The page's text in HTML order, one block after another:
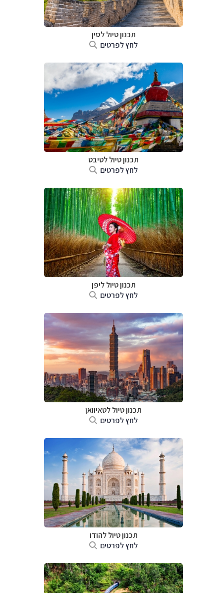
תכנון טיוללסין
לחץ לפרטים
תכנון טיוללטיבט
לחץ לפרטים
תכנון טיולליפן
לחץ לפרטים
תכנון טיוללטאיוואן
לחץ לפרטים
תכנון טיוללהודו
לחץ לפרטים